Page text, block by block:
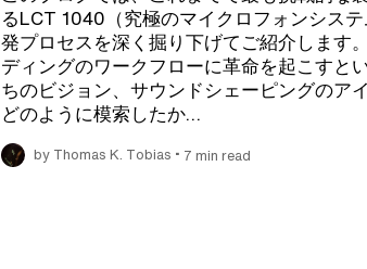
るLCT 1040（究極のマイクロフォンシス
発プロセスを深く掘り下げてご紹介します
ディングのワークフローに革命を起こすと
ちのビジョン、サウンドシェーピングのア
どのように模索したか…
by Thomas K. Tobias • 7 min read